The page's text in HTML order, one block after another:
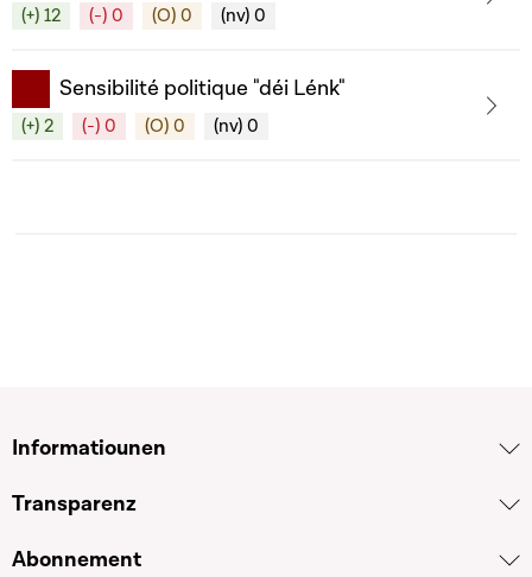
(+) 12 (-) 0 (O) 0 (nv) 0
Sensibilité politique "déi Lénk"
(+) 2 (-) 0 (O) 0 (nv) 0
Informatiounen
Transparenz
Abonnement